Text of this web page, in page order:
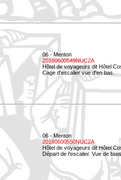
06 - Menton
20160600549NUC2A
Hôtel de voyageurs dit Hôtel
Cage d'escalier vue d'en bas.
06 - Menton
20160600550NUC2A
Hôtel de voyageurs dit Hôtel
Départ de l'escalier. Vue de